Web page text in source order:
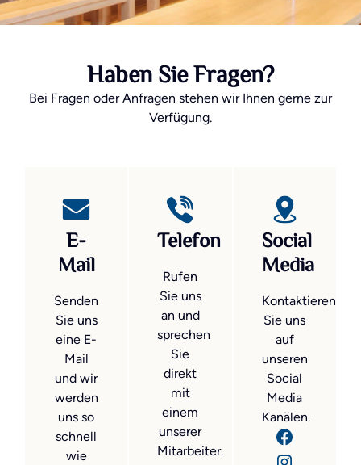
Haben Sie Fragen?
Bei Fragen oder Anfragen stehen wir Ihnen gerne zur
Verfügung.
E-
Mail
Senden
Sie uns
eine E-
Mail
und wir
werden
uns so
schnell
wie
Telefon
Rufen
Sie uns
an und
sprechen
Sie
direkt
mit
einem
unserer
Mitarbeiter.
Social
Media
Kontaktieren
Sie uns
auf
unseren
Social
Media
Kanälen.